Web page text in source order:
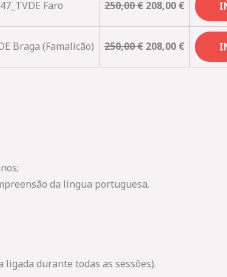
Faro 250,00€ 208,00 €
Braga (Famalicão) 250,00€ 208,00 €
da língua portuguesa.
durante todas as sessões).